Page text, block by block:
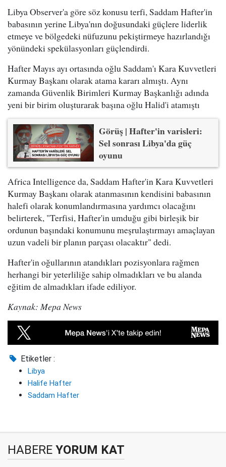
Libya Observer'a göre söz konusu terfi, Saddam Hafter'in
babasının yerine Libya'nın doğusundaki güçlere liderlik
etmeye ve bölgedeki nüfuzunu pekiştirmeye hazırlandığı
yönündeki spekülasyonları güçlendirdi.
Hafter Mayıs ayı ortasında oğlu Saddam'ı Kara Kuvvetleri
Kurmay Başkanı olarak atama kararı almıştı. Aynı
zamanda Güvenlik Birimleri Kurmay Başkanlığı adında
yeni bir birim oluşturarak başına oğlu Halid'i atamıştı
Görüş | Hafter'in varisleri:
Sel sonrası Libya'da güç
oyunu
Africa Intelligence da, Saddam Hafter'in Kara Kuvvetleri
Kurmay Başkanı olarak atanmasının kendisini babasının
halefi olarak konumlandırmasına yardımcı olacağını
belirterek, "Terfisi, Hafter'in umduğu gibi birleşik bir
ordunun başındaki konumunu meşrulaştırmayı amaçlayan
uzun vadeli bir planın parçası olacaktır" dedi.
Hafter'in oğullarının atandıkları pozisyonlara rağmen
herhangi bir yeterliliğe sahip olmadıkları ve bu alanda
eğitim de almadıkları ifade ediliyor.
Kaynak: Mepa News
Etiketler :
Libya
Halife Hafter
Saddam Hafter
HABERE YORUM KAT